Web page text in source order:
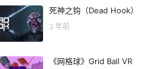
死神之钩（Dead Hook）
2 年前
《网格球》Grid Ball VR